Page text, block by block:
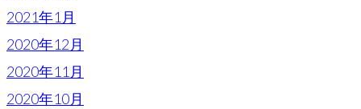
2021年1月
2020年12月
2020年11月
2020年10月